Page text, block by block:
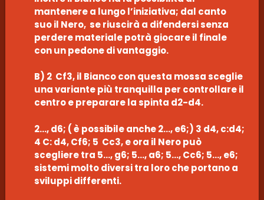
mantenere a lungo l’iniziativa; dal canto
suo il Nero, se riuscirà a difendersi senza
perdere materiale potrà giocare il finale
con un pedone di vantaggio.
B) 2 Cf3, il Bianco con questa mossa sceglie
una variante più tranquilla per controllare il
centro e preparare la spinta d2-d4.
2…, d6; ( è possibile anche 2…, e6;) 3 d4, c:d4;
4 C: d4, Cf6; 5 Cc3, e ora il Nero può
scegliere tra 5…, g6; 5…, a6; 5…, Cc6; 5…, e6;
sistemi molto diversi tra loro che portano a
sviluppi differenti.